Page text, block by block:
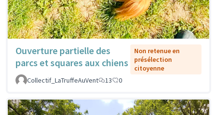
Ouverture partielle des
parcs et squares aux chiens
Non retenue en
présélection
citoyenne
Collectif_LaTruffeAuVent
13 0